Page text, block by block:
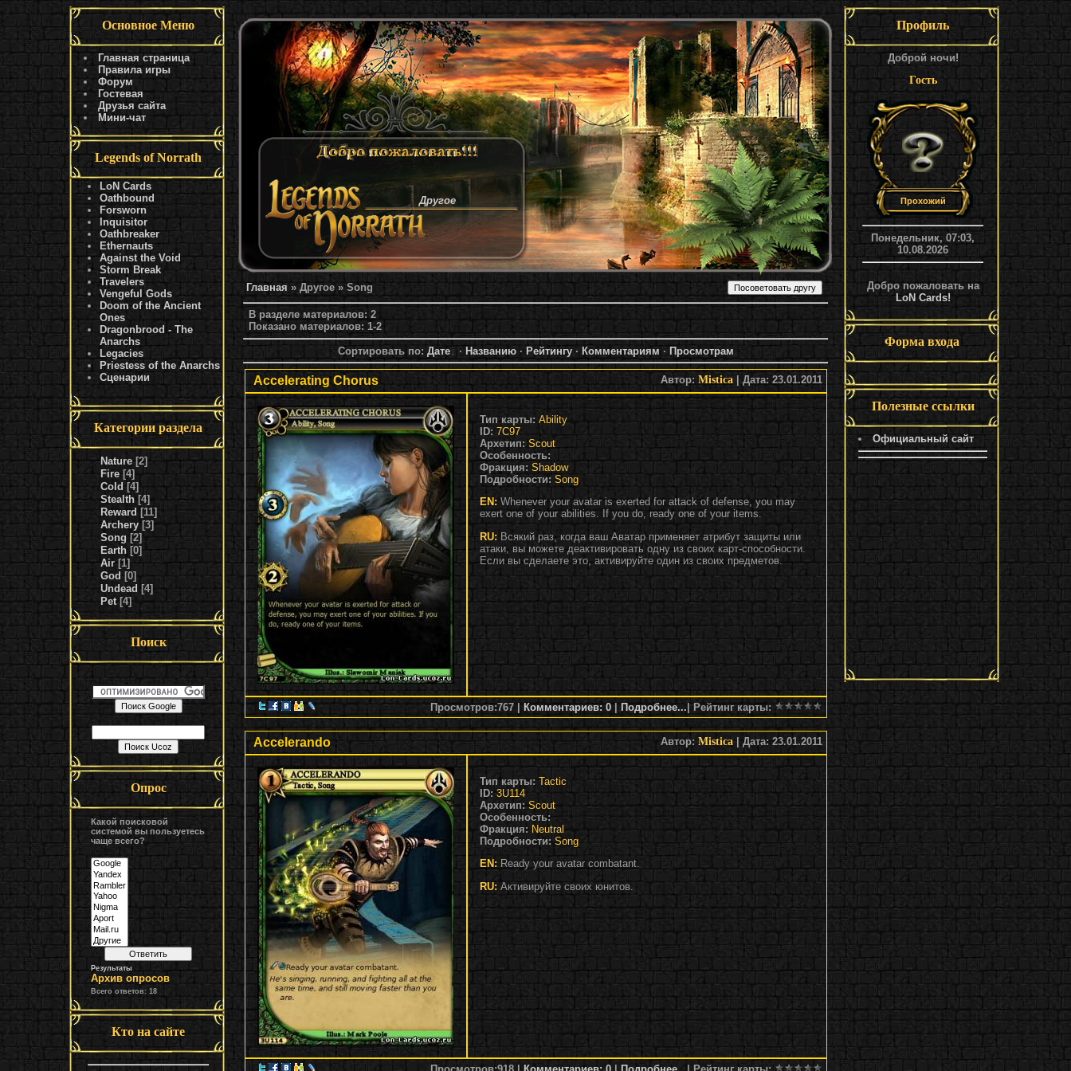
Основное Меню
Главная страница
Правила игры
Форум
Гостевая
Друзья сайта
Мини-чат
Legends of Norrath
LoN Cards
Oathbound
Forsworn
Inquisitor
Oathbreaker
Ethernauts
Against the Void
Storm Break
Travelers
Vengeful Gods
Doom of the Ancient
Ones
Dragonbrood - The
Anarchs
Legacies
Priestess of the Anarchs
Сценарии
Категории раздела
Nature [2]
Fire [4]
Cold [4]
Stealth [4]
Reward [11]
Archery [3]
Song [2]
Earth [0]
Air [1]
God [0]
Undead [4]
Pet [4]
Поиск
Опрос
Какой поисковой
системой вы пользуетесь
чаще всего?
Результаты
Архив опросов
Всего ответов: 18
Кто на сайте
Другое
Главная » Другое » Song
В разделе материалов: 2
Показано материалов: 1-2
Сортировать по: Дате · Названию· Рейтингу· Комментариям · Просмотрам
Accelerating Chorus Автор: Mistica| Дата: 23.01.2011
Тип карты: Ability
ID: 7C97
Архетип: Scout
Особенность:
Фракция: Shadow
Подробности: Song
EN: Whenever your avatar is exerted for attack of defense, you may
exert one of your abilities. If you do, ready one of your items.
RU: Всякий раз, когда ваш Аватар применяет атрибут защиты или
атаки, вы можете деактивировать одну из своих карт-способности.
Если вы сделаете это, активируйте один из своих предметов.
Просмотров:767| Комментариев: 0| Подробнее... |Рейтинг карты:
Accelerando Автор: Mistica| Дата: 23.01.2011
Тип карты: Tactic
ID:3U114
Архетип: Scout
Особенность:
Фракция: Neutral
Подробности: Song
EN: Ready your avatar combatant.
RU: Активируйте своих юнитов.
Профиль
Доброй ночи!
Гость
Прохожий
Понедельник, 07:03,
10.08.2026
Добро пожаловать на
LoN Cards!
Форма входа
Полезные ссылки
Официальный сайт